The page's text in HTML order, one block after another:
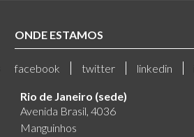
ONDE ESTAMOS
facebook twitter linkedin
Rio de Janeiro (sede)
Avenida Brasil, 4036
Manguinhos